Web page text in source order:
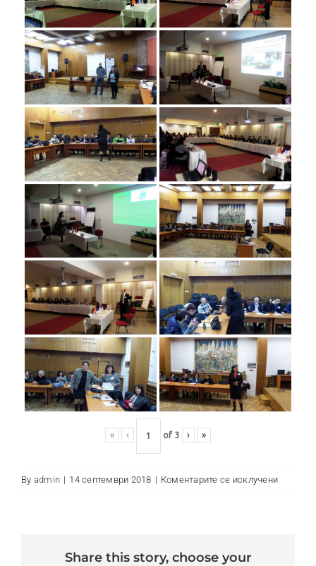
« ‹ of 3 › »
By admin | 14 септември 2018 | Коментарите се исклученина
share this story, choose your